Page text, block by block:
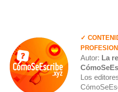
✓
Autor: La
Los